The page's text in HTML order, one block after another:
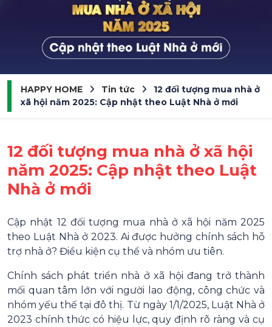
HAPPY HOME Tin tức
12 đối tượng mua nhà ở
xã hội năm 2025: Cập nhật theo Luật Nhà ở mới
12 đối tượng mua nhà ở xã hội
năm 2025: Cập nhật theo Luật
Nhà ở mới
Cập nhật 12 đối tượng mua nhà ở xã hội năm 2025
theo Luật Nhà ở 2023. Ai được hưởng chính sách hỗ
trợ nhà ở? Điều kiện cụ thể và nhóm ưu tiên.
Chính sách phát triển nhà ở xã hội đang trở thành
mối quan tâm lớn với người lao động, công chức và
nhóm yếu thế tại đô thị. Từ ngày 1/1/2025, Luật Nhà ở
2023 chính thức có hiệu lực, quy định rõ ràng và cụ